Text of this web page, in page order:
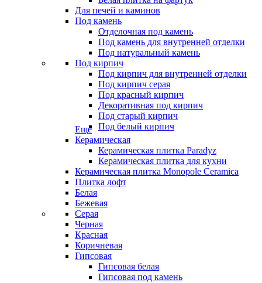
Для печей и каминов
Под камень
Отделочная под камень
Под камень для внутренней отделки
Под натуральный камень
Под кирпич
Под кирпич для внутренней отделки
Под кирпич серая
Под красный кирпич
Декоративная под кирпич
Под старый кирпич
Под белый кирпич
Еще
Керамическая
Керамическая плитка Paradyz
Керамическая плитка для кухни
Керамическая плитка Monopole Ceramica
Плитка лофт
Белая
Бежевая
Серая
Черная
Красная
Коричневая
Гипсовая
Гипсовая белая
Гипсовая под камень